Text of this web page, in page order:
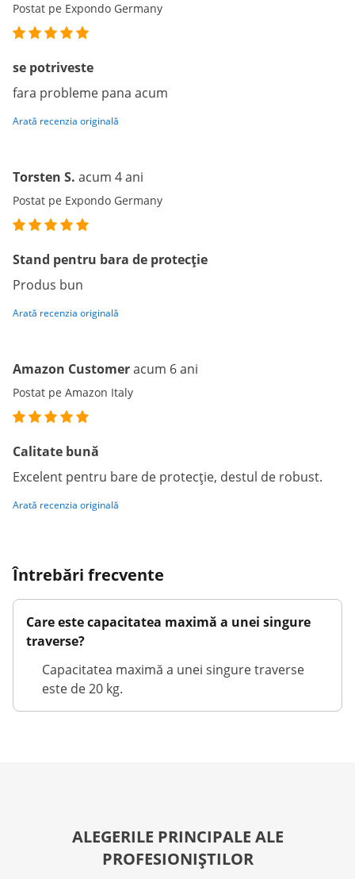
Postat pe Expondo Germany
se potriveste
fara probleme pana acum
Arată recenzia originală
Torsten S. acum 4 ani
Postat pe Expondo Germany
Stand pentru bara de protecție
Produs bun
Arată recenzia originală
Amazon Customeracum 6 ani
Postat pe Amazon Italy
Calitate bună
Excelent pentru bare de protecție, destul de robust.
Arată recenzia originală
Întrebări frecvente
Care este capacitatea maximă a unei singure
traverse?
Capacitatea maximă a unei singure traverse
este de 20 kg.
ALEGERILE PRINCIPALE ALE
PROFESIONIȘTILOR